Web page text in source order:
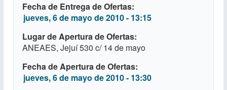
Fecha de Entrega de Ofertas
jueves, 6 de mayo de 2010 - 13:15
Lugar de Apertura de Ofertas
ANEAES, Jejuí 530 c/ 14 de mayo
Fecha de Apertura de Ofertas
jueves, 6 de mayo de 2010 - 13:30